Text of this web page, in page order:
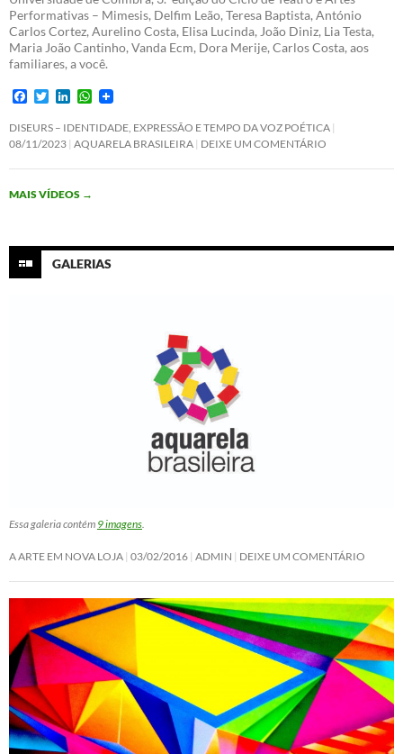
Performativas – Mimesis, Delfim Leão, Teresa Baptista, António
Carlos Cortez, Aurelino Costa, Elisa Lucinda, João Diniz, Lia Testa,
Maria João Cantinho, Vanda Ecm, Dora Merije, Carlos Costa, aos
familiares, a você.
F
c
e
o
k
T
i
t
e
n
k
d
n
W
a
t
A
DISEURS – IDENTIDADE, EXPRESSÃO E TEMPO DA VOZ POÉTICA
08/11/2023 AQUARELA BRASILEIRA DEIXE UM COMENTÁRIO
MAIS VÍDEOS →
GALERIAS
Essa galeria contém 9 imagens.
A ARTE EM NOVA LOJA 03/02/2016 ADMIN DEIXE UM COMENTÁRIO